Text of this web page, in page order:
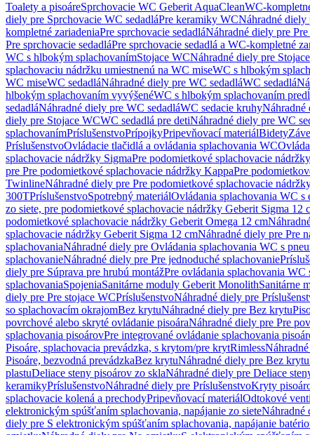
Toalety a pisoáreSprchovacie WC Geberit AquaCleanWC-
diely pre Sprchovacie WC sedadláPre keramiky WCNáhradné diely
kompletné zariadeniaPre sprchovacie sedadláNáhradné diely pre
Pre sprchovacie sedadláPre sprchovacie sedadlá a WC-kompletné
WC s hlbokým splachovanímStojace WCNáhradné diely pre
splachovaciu nádržku umiestnenú na WC miseWC s hlbokým
WC miseWC sedadláNáhradné diely pre WC sedadláWC sedadlá
hlbokým splachovaním vyvýšenéWC s hlbokým splachovaním
sedadláNáhradné diely pre WC sedadláWC sedacie kruhyNáhradné
diely pre Stojace WCWC sedadlá pre detiNáhradné diely pre WC
splachovanímPríslušenstvoPrípojkyPripevňovací materiálBidety
PríslušenstvoOvládacie tlačidlá a ovládania splachovania WC
splachovacie nádržky SigmaPre podomietkové splachovacie
pre Pre podomietkové splachovacie nádržky KappaPre
TwinlineNáhradné diely pre Pre podomietkové splachovacie
300TPríslušenstvoSpotrebný materiálOvládania splachovania WC
zo siete, pre podomietkové splachovacie nádržky Geberit Sigma 12
podomietkové splachovacie nádržky Geberit Omega 12 cm
splachovacie nádržky Geberit Sigma 12 cmNáhradné diely pre Pre
splachovaniaNáhradné diely pre Ovládania splachovania WC s
splachovanieNáhradné diely pre Pre jednoduché splachovanie
diely pre Súprava pre hrubú montážPre ovládania splachovania
splachovaniaSpojeniaSanitárne moduly Geberit MonolithSanitárne
diely pre Pre stojace WCPríslušenstvoNáhradné diely pre
so splachovacím okrajomBez krytuNáhradné diely pre Bez krytu
povrchové alebo skryté ovládanie pisoáraNáhradné diely pre Pre
splachovania pisoárovPre integrované ovládanie splachovania
Pisoáre, splachovacia prevádzka, s krytom/pre krytRimless
Pisoáre, bezvodná prevádzkaBez krytuNáhradné diely pre Bez krytu
plastuDeliace steny pisoárov zo sklaNáhradné diely pre Deliace
keramikyPríslušenstvoNáhradné diely pre PríslušenstvoKryty
splachovacie kolená a prechodyPripevňovací materiálOdtokové
elektronickým spúšťaním splachovania, napájanie zo sieteNáhradné
diely pre S elektronickým spúšťaním splachovania, napájanie